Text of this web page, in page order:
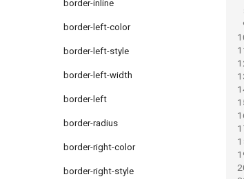
border-inline
border-left-color
border-left-style
border-left-width
border-left
border-radius
border-right-color
border-right-style